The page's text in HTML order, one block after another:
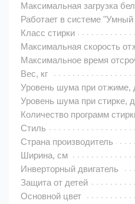
Максимальная загрузка
Работает в системе
Класс стирки
Максимальная скорость
Максимальное время
Вес, кг
Уровень шума при отжиме,
Уровень шума при стирке,
Количество программ
Стиль
Страна производитель
Ширина, см
Инверторный двигатель
Защита от детей
Основной цвет